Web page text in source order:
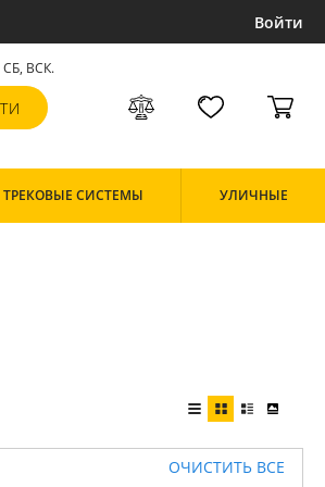
Войти
СБ, ВСК.
ТРЕКОВЫЕ СИСТЕМЫ УЛИЧНЫЕ
ОЧИСТИТЬ ВСЕ